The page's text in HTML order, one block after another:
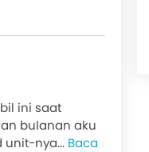
ini saat
bulanan aku
unit-nya... Baca